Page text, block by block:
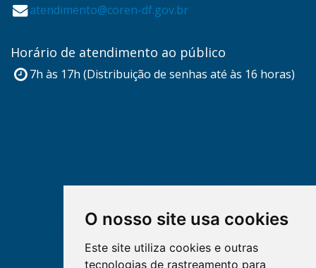
O nosso site usa cookies
Este site utiliza cookies e outras
tecnologias de rastreamento para
atendimento@coren-df.gov.br
Horário de atendimento ao público
7h às 17h (Distribuição de senhas até às 16 horas)